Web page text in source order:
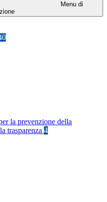
Menu di
la prevenzione della
trasparenza 4